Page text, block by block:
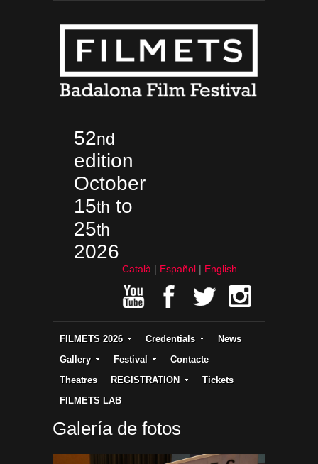
52nd
edition
October
15th to
25th
2026
Català Español English
FILMETS 2026 Credentials
News
Gallery
Festival
Contacte
Theatres
REGISTRATION
Tickets
FILMETS LAB
Galería de fotos